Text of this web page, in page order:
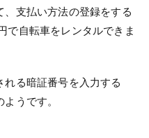
支払い方法の登録をする
で自転車をレンタルできま
る暗証番号を入力する
うです。